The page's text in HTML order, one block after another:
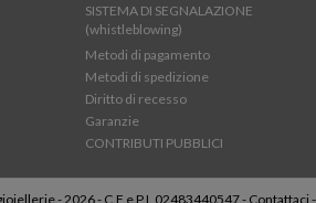
SISTEMA DI SEGNALAZIONE
(whistleblowing)
Metodi di pagamento
Metodi di spedizione
Diritto di recesso
Garanzie
CONTRIBUTI PUBBLICI
- 2026 - C.F e P.I. 02483440547 - Contattaci